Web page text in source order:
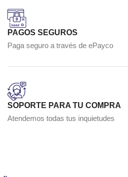
PAGOS SEGUROS
Paga seguro a través de ePayco
SOPORTE PARA TU COMPRA
Atendemos todas tus inquietudes